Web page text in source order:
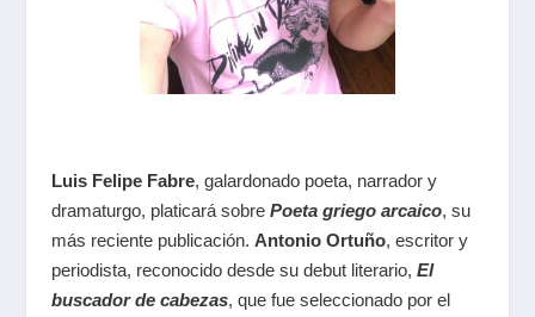
Luis Felipe Fabre, galardonado poeta, narrador y
dramaturgo, platicará sobre Poeta griego arcaico, su
más reciente publicación. Antonio Ortuño, escritor y
periodista, reconocido desde su debut literario, El
buscador de cabezas, que fue seleccionado por el